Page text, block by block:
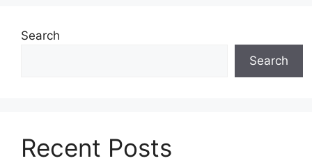
Search
Search
Recent Posts